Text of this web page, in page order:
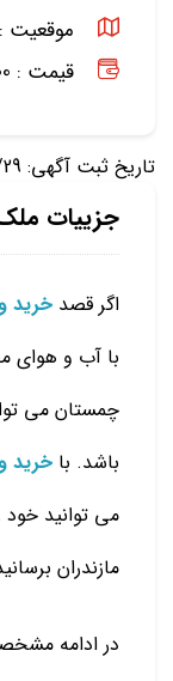
موقعیت :
قیمت : 2,500,000,000 تومان /
تاریخ ثبت آگهی: 1405/04/29
جزییات
اگر قصد خرید
با آب و هوای
چمستان می
باشد. با خرید
می توانید
مازندران
در ادامه